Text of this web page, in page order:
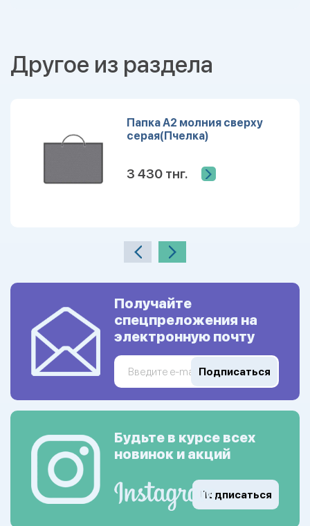
Другое из раздела
Папка А2 молния сверху
серая(Пчелка)
3 430 тнг.
Получайте
спецпреложения на
электронную почту
Подписаться
Будьте в курсе всех
новинок и акций
Подписаться